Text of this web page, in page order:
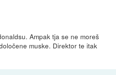
Ampak tja se ne moreš
muske. Direktor te itak